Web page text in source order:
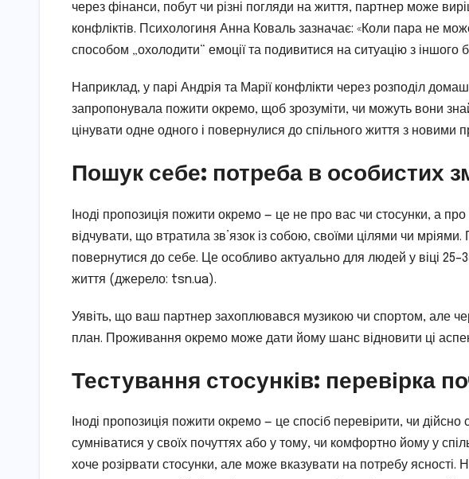
через фінанси, побут чи різні погляди на життя, партнер може
конфліктів. Психологиня Анна Коваль зазначає: «Коли пара не
способом „охолодити“ емоції та подивитися на ситуацію з
Наприклад, у парі Андрія та Марії конфлікти через розподіл
запропонувала пожити окремо, щоб зрозуміти, чи можуть вони
цінувати одне одного і повернулися до спільного життя з новими
Пошук себе: потреба в особистих
Іноді пропозиція пожити окремо — це не про вас чи стосунки, а
відчувати, що втратила зв’язок із собою, своїми цілями чи
повернутися до себе. Це особливо актуально для людей у віці
життя (джерело: tsn.ua).
Уявіть, що ваш партнер захоплювався музикою чи спортом, але
план. Проживання окремо може дати йому шанс відновити ці
Тестування стосунків: перевірка
Іноді пропозиція пожити окремо — це спосіб перевірити, чи
сумніватися у своїх почуттях або у тому, чи комфортно йому у
хоче розірвати стосунки, але може вказувати на потребу ясності.